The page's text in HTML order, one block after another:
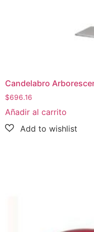
Candelabro
$696.16
Añadir al carrito